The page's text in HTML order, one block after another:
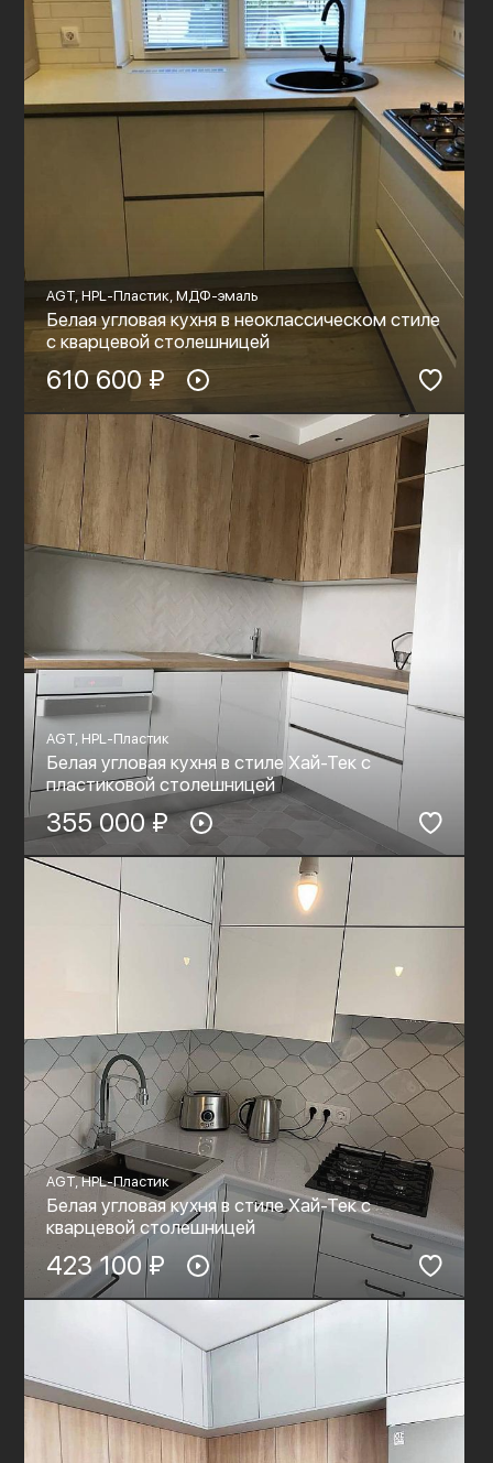
AGT, HPL-Пластик, МДФ-эмаль
Белая угловая кухня в неоклассическом стиле
с кварцевой столешницей
610 600 ₽
AGT, HPL-Пластик
Белая угловая кухня в стиле Хай-Тек с
пластиковой столешницей
355 000 ₽
AGT, HPL-Пластик
Белая угловая кухня в стиле Хай-Тек с
кварцевой столешницей
423 100 ₽